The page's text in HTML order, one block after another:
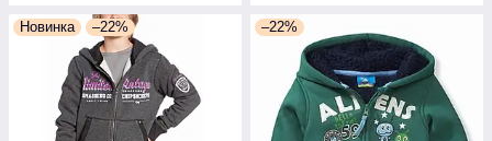
Новинка –22% –22%